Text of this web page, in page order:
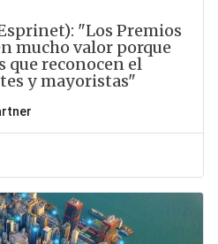
"Los Premios
mucho valor porque
que reconocen el
y mayoristas"